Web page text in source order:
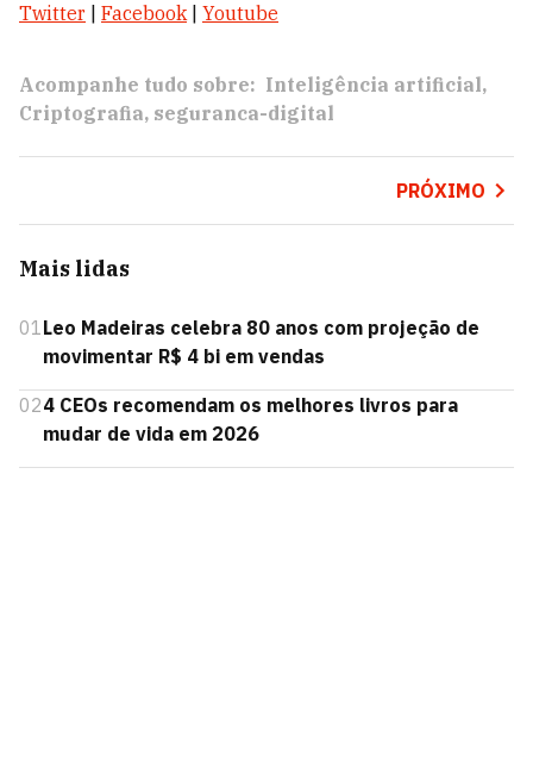
Twitter
Facebook| Youtube
Acompanhe tudo sobre: Inteligência artificial
Criptografia seguranca-digital
PRÓXIMO
Mais lidas
01Leo Madeiras celebra 80 anos com projeção de
movimentar R$ 4 bi em vendas
024 CEOs recomendam os melhores livros para
mudar de vida em 2026